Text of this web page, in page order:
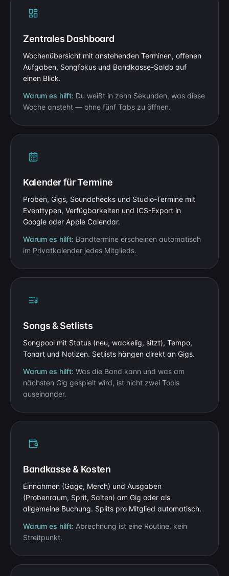
Zentrales Dashboard
Wochenübersicht mit anstehenden Terminen, offenen
Aufgaben, Songfokus und Bandkasse-Saldo auf
einen Blick.
Warum es hilft: Du weißt in zehn Sekunden, was diese
Woche ansteht — ohne fünf Tabs zu öffnen.
Kalender für Termine
Proben, Gigs, Soundchecks und Studio-Termine mit
Eventtypen, Verfügbarkeiten und ICS-Export in
Google oder Apple Calendar.
Warum es hilft: Bandtermine erscheinen automatisch
im Privatkalender jedes Mitglieds.
Songs & Setlists
Songpool mit Status (neu, wackelig, sitzt), Tempo,
Tonart und Notizen. Setlists hängen direkt an Gigs.
Warum es hilft: Was die Band kann und was am
nächsten Gig gespielt wird, ist nicht zwei Tools
auseinander.
Bandkasse & Kosten
Einnahmen (Gage, Merch) und Ausgaben
(Probenraum, Sprit, Saiten) am Gig oder als
allgemeine Buchung. Splits pro Mitglied automatisch.
Warum es hilft: Abrechnung ist eine Routine, kein
Streitpunkt.